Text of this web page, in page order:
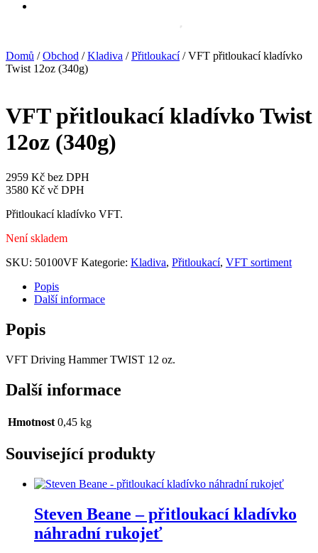
Domů /Obchod /Kladiva /Přitloukací/ VFT přitloukací kladívko
Twist 12oz (340g)
VFT přitloukací kladívko Twist
12oz (340g)
2959 Kč bez DPH
3580 Kč vč DPH
Přitloukací kladívko VFT.
Není skladem
SKU: 50100VF Kategorie: Kladiva, Přitloukací, VFT sortiment
Popis
Další informace
Popis
VFT Driving Hammer TWIST 12 oz.
Další informace
Hmotnost 0,45 kg
Související produkty
Steven Beane – přitloukací kladívko
náhradní rukojeť